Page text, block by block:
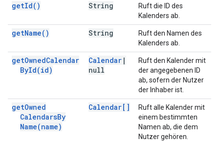
getId( ) String
Ruft die ID des
Kalenders ab.
getName( ) String
Ruft den Namen des
Kalenders ab.
getOwnedCalendar
ById(id)
Calendar |
null
Ruft den Kalender mit
der angegebenen ID
ab, sofern der Nutzer
der Inhaber ist.
getOwned
CalendarsBy
Name(name)
Calendar[]
Ruft alle Kalender mit
einem bestimmten
Namen ab, die dem
Nutzer gehören.